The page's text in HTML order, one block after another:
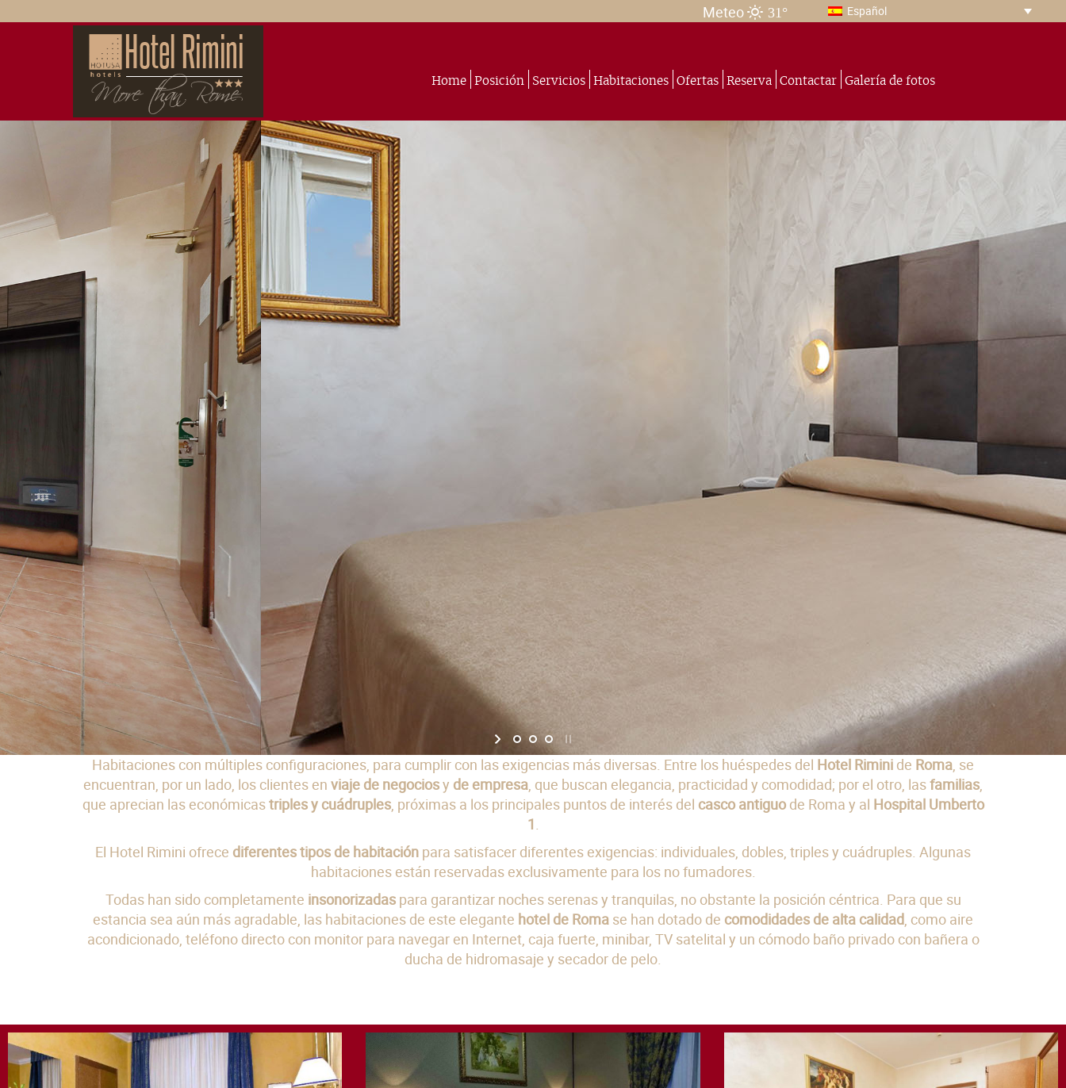
Meteo 31° Español
Home Posición Servicios Habitaciones Ofertas Reserva Contactar Galería de fotos
Habitaciones con múltiples configuraciones, para cumplir con las exigencias más diversas. Entre los huéspedes del Hotel Rimini de Roma, se
encuentran, por un lado, los clientes en viaje de negociosy de empresa, que buscan elegancia, practicidad y comodidad; por el otro, lasfamilias,
que aprecian las económicastriples y cuádruples, próximas a los principales puntos de interés del casco antiguode Roma y al Hospital Umberto
1.
El Hotel Rimini ofrece diferentes tipos de habitación para satisfacer diferentes exigencias: individuales, dobles, triples y cuádruples. Algunas
habitaciones están reservadas exclusivamente para los no fumadores.
Todas han sido completamente insonorizadaspara garantizar noches serenas y tranquilas, no obstante la posición céntrica. Para que su
estancia sea aún más agradable, las habitaciones de este elegante hotel de Roma se han dotado de comodidades de alta calidad, como aire
acondicionado, teléfono directo con monitor para navegar en Internet, caja fuerte, minibar, TV satelital y un cómodo baño privado con bañera o
ducha de hidromasaje y secador de pelo.